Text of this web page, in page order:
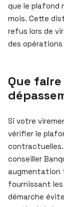
que le plafond
mois. Cette
refus lors de
des
Que
Si votre
vérifier le
conseiller
augmentation
fournissant
démarche